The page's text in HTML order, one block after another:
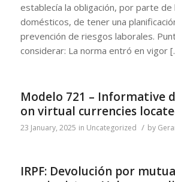
establecía la obligación, por parte
domésticos, de tener una
prevención de riesgos laborales.
considerar: La norma entró en vigor
Modelo 721 – Informative
on virtual currencies
23 January, 2025 in Uncategorized / by
IRPF: Devolución por